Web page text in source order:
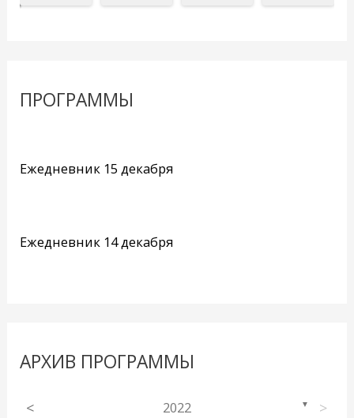
ПРОГРАММЫ
Ежедневник 15 декабря
Ежедневник 14 декабря
АРХИВ ПРОГРАММЫ
< 2022 ▼ >